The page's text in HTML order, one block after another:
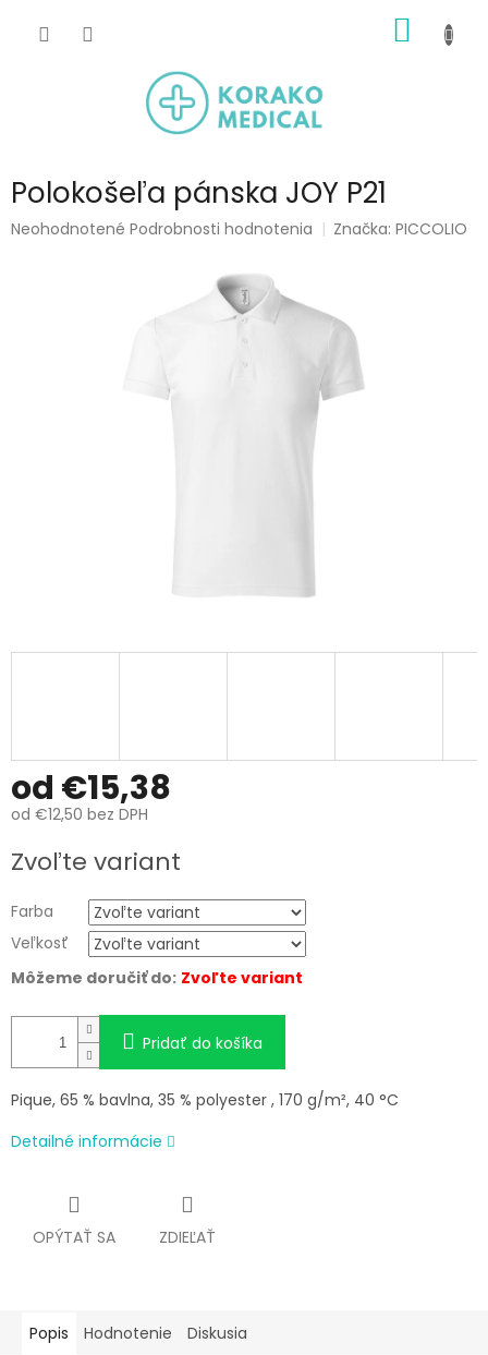
KOŠÍK
Polokošeľa pánska JOY P21
Priemerné
Neohodnotené Podrobnosti hodnotenia Značka:PICCOLIO
od €15,38
od €12,50 bez DPH
cena:
Zvoľte variant
Farba
Veľkosť
Môžeme doručiť do: Zvoľte variant
Pridať do košíka
Pique, 65 % bavlna, 35 % polyester , 170 g/m², 40 °C
Detailné informácie
OPÝTAŤ SA ZDIEĽAŤ
Popis Hodnotenie Diskusia